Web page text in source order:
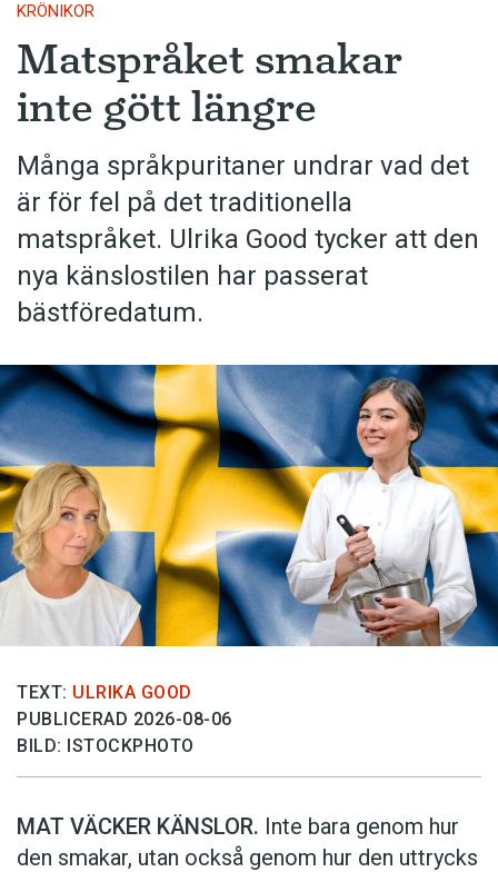
KRÖNIKOR
Matspråket smakar
inte gött längre
Många språkpuritaner undrar vad det
är för fel på det traditionella
matspråket. Ulrika Good tycker att den
nya känslostilen har passerat
bästföredatum.
TEXT: ULRIKA GOOD
PUBLICERAD 2026-08-06
BILD: ISTOCKPHOTO
MAT VÄCKER KÄNSLOR. Inte bara genom hur
den smakar, utan också genom hur den uttrycks